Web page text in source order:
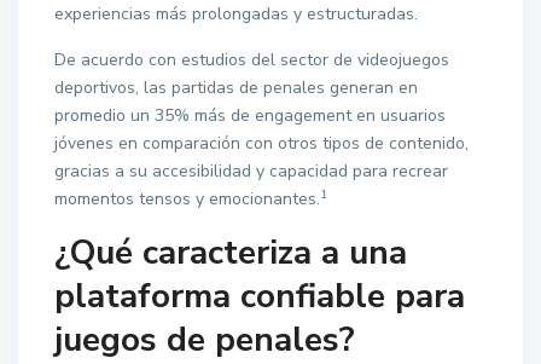
experiencias más prolongadas y estructuradas.
De acuerdo con estudios del sector de videojuegos
deportivos, las partidas de penales generan en
promedio un 35% más de engagement en usuarios
jóvenes en comparación con otros tipos de contenido,
gracias a su accesibilidad y capacidad para recrear
momentos tensos y emocionantes.1
¿Qué caracteriza a una
plataforma confiable para
juegos de penales?